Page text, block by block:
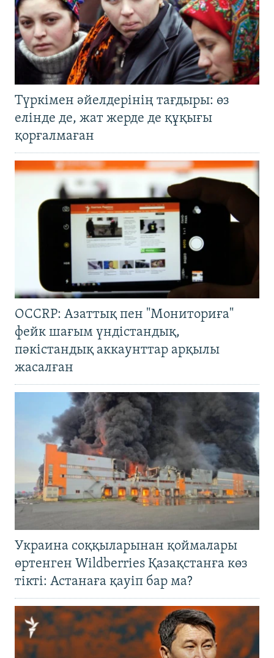
Түркімен әйелдерінің тағдыры: өз
елінде де, жат жерде де құқығы
қорғалмаған
OCCRP: Азаттық пен "Мониториға"
фейк шағым үндістандық,
пәкістандық аккаунттар арқылы
жасалған
Украина соққыларынан қоймалары
өртенген Wildberries Қазақстанға көз
тікті: Астанаға қауіп бар ма?